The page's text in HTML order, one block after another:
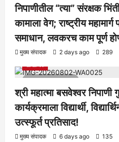
निपाणीतील “त्या” संरक्षक
कामाला वेग; राष्ट्रीय
समाधान, लवकरच काम पूर्ण
मुख्य संपादक 2 days ago 289
1 minute read
आरोग्य क्रीडा ताज्या बातम्या
श्री महात्मा बसवेश्वर निपाणी
कार्यक्रमाला विद्यार्थी,
उत्स्फूर्त प्रतिसाद!
मुख्य संपादक 6 days ago 135